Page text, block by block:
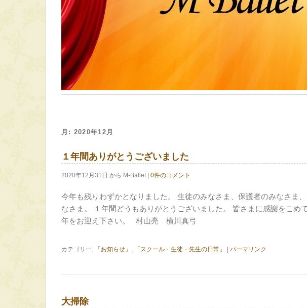
月: 2020年12月
１年間ありがとうございました
2020年12月31日 から M-Ballet | 0件のコメント
今年も残りわずかとなりました。 生徒のみなさま、保護者のみなさま
なさま。 １年間どうもありがとうございました。 皆さまに感謝をこめ
年をお迎え下さい。 村山亮 横川真弓
カテゴリー: 「お知らせ」 , 「スクール・生徒・先生の日常」 パーマリンク
大掃除